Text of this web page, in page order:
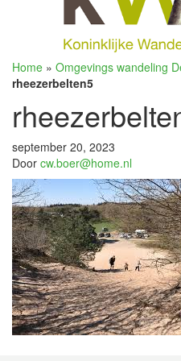
Home » Omgevings wandeling
rheezerbelten5
september 20, 2023
Door cw.boer@home.nl